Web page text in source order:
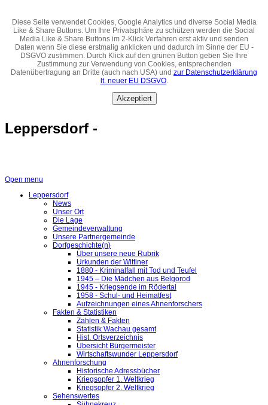
Diese Seite verwendet Cookies, Google Analytics und diverse Social Media
Like & Share Buttons. Um Ihre Privatsphäre zu schützen werden die Social
Media Like & Share Buttons im 2-Klick Verfahren erst aktiv und senden
Daten wenn Sie diese erstmalig anklicken und dadurch im Sinne der EU -
DSGVO zustimmen. Durch Klick auf den grünen Button geben Sie Ihre
Zustimmung zur Verwendung von Cookies, entsprechenden
Datenübertragung an Dritte (auch nach USA) und zur Datenschutzerklärung
lt. neuer EU DSGVO.
Akzeptiert
Leppersdorf -
Open menu
Leppersdorf
News
Unser Ort
Die Lage
Gemeindeverwaltung
Unsere Partnergemeinde
Dorfgeschichte(n)
Über unsere neue Rubrik
Urkunden der Wittiner
1880 - Kriminalfall mit Tod und Teufel
1945 – Die Mädchen aus Belgorod
1945 - Kriegsende im Rödertal
1958 - Schul- und Heimatfest
Aufzeichnungen eines Ahnenforschers
Fakten & Statistiken
Zahlen & Fakten
Statistik Wachau gesamt
Hist. Ortsverzeichnis
Übersicht Bürgermeister
Wirtschaftswunder Leppersdorf
Ahnenforschung
Historische Adressbücher
Kriegsopfer 1. Weltkrieg
Kriegsopfer 2. Weltkrieg
Sehenswertes